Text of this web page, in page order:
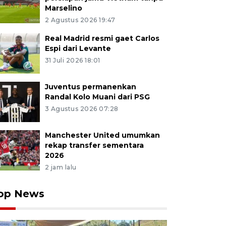
Marselino
2 Agustus 2026 19:47
Real Madrid resmi gaet Carlos
Espi dari Levante
31 Juli 2026 18:01
Juventus permanenkan
Randal Kolo Muani dari PSG
3 Agustus 2026 07:28
Manchester United umumkan
rekap transfer sementara
2026
2 jam lalu
News